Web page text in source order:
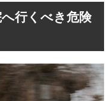
行くべき危険